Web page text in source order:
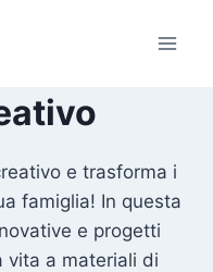
e trasforma i
famiglia! In questa
e progetti
vita a materiali di